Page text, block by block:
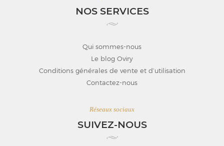
NOS SERVICES
Qui sommes-nous
Le blog Oviry
Conditions générales de vente et d’utilisation
Contactez-nous
Réseaux sociaux
SUIVEZ-NOUS